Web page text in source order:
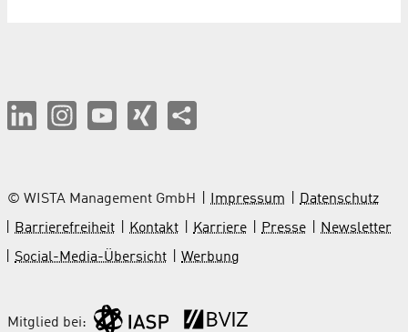
© WISTA Management GmbH Impressum
Datenschutz
Barrierefreiheit
Kontakt Karriere Presse
Newsletter
Social-Media-Übersicht
Werbung
Mitglied bei: